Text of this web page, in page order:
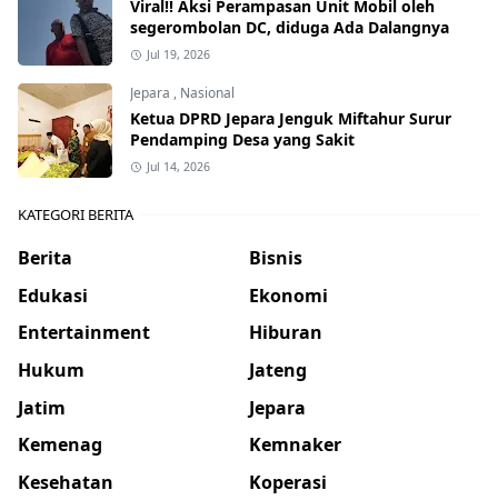
Viral!! Aksi Perampasan Unit Mobil oleh
segerombolan DC, diduga Ada Dalangnya
Jul 19, 2026
Jepara , Nasional
Ketua DPRD Jepara Jenguk Miftahur Surur
Pendamping Desa yang Sakit
Jul 14, 2026
KATEGORI BERITA
Berita
Bisnis
Edukasi
Ekonomi
Entertainment
Hiburan
Hukum
Jateng
Jatim
Jepara
Kemenag
Kemnaker
Kesehatan
Koperasi